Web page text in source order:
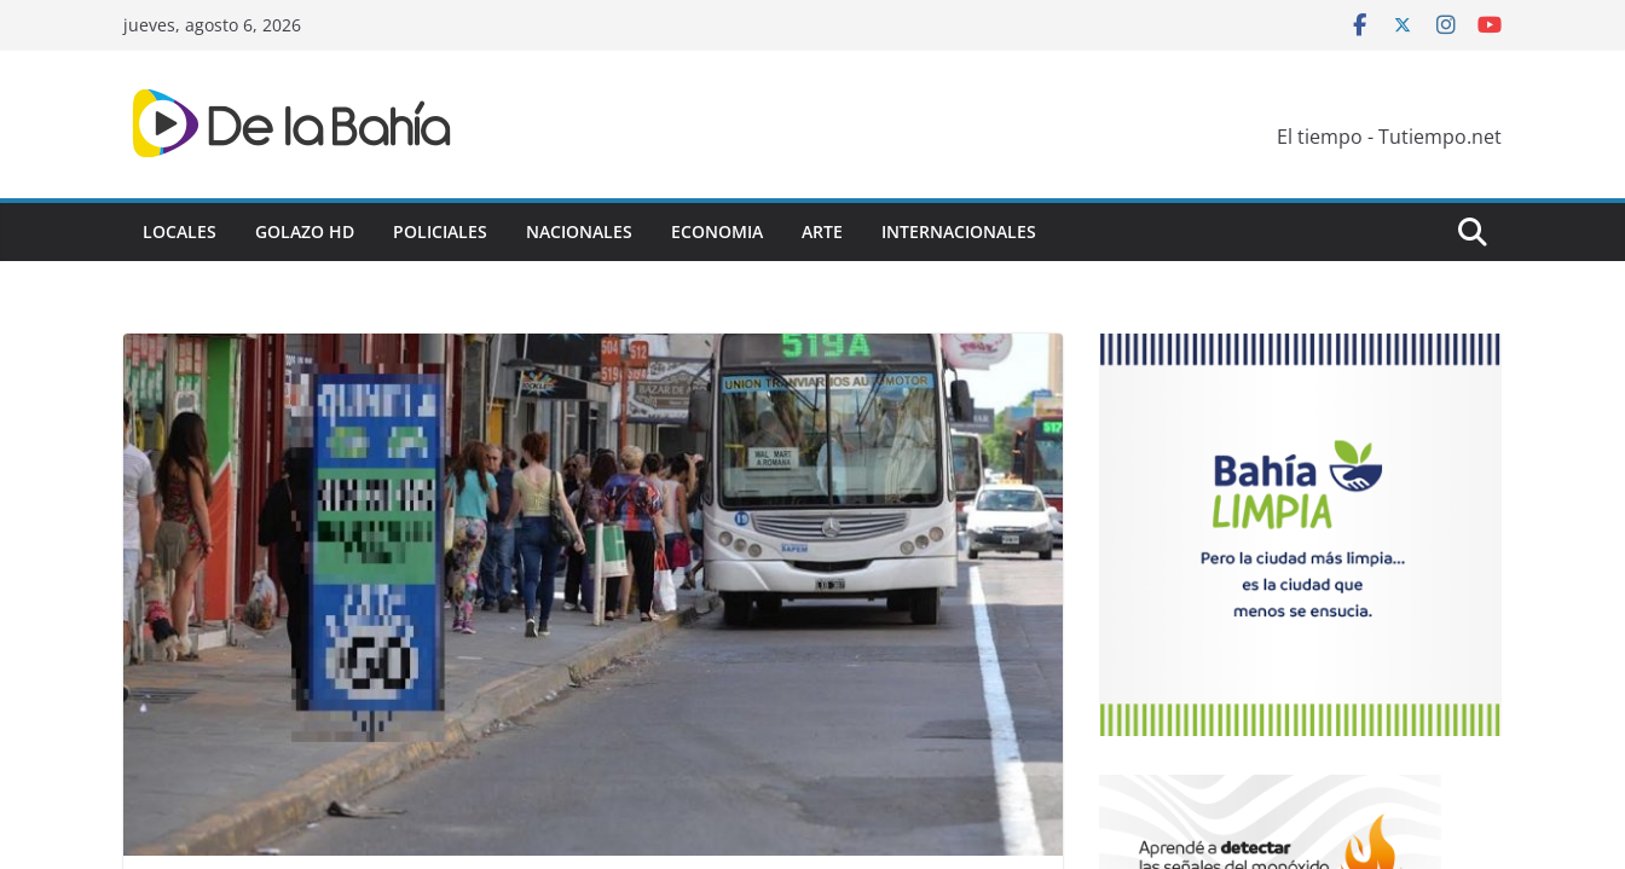
jueves, agosto 6, 2026
El tiempo - Tutiempo.net
LOCALES GOLAZO HD POLICIALES NACIONALES ECONOMIA ARTE INTERNACIONALES